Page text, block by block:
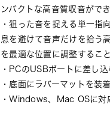
ンパクトな高音質収音がで
・狙った音を捉える単一指
息を避けて音声だけを拾う
を最適な位置に調整するこ
・PCのUSBポートに差し
・底面にラバーマットを装
・Windows、Mac OSに対